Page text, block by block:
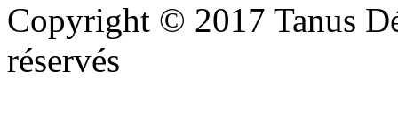
Copyright © 2017 Tanus
réservés